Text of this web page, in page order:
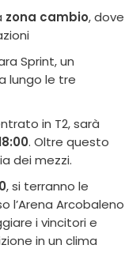
zona cambio, dove
Sprint, un
lungo le tre
in T2, sarà
. Oltre questo
dei mezzi.
, si terranno le
l’Arena Arcobaleno
i vincitori e
in un clima